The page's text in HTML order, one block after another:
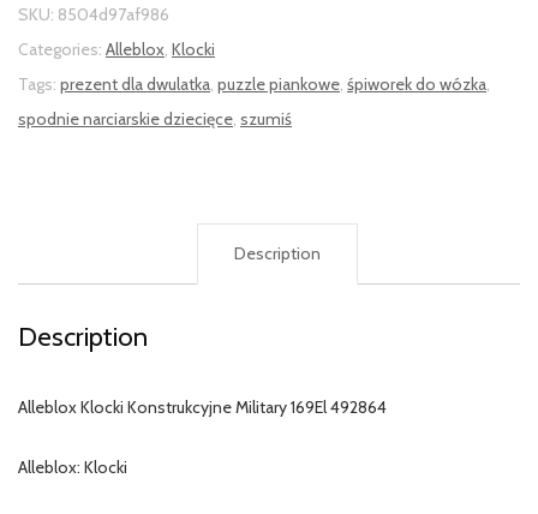
SKU: 8504d97af986
Categories: Alleblox Klocki
Tags: prezent dla dwulatka puzzle piankowe śpiworek do wózka
spodnie narciarskie dziecięce szumiś
Description
Description
Alleblox Klocki Konstrukcyjne Military 169El 492864
Alleblox: Klocki